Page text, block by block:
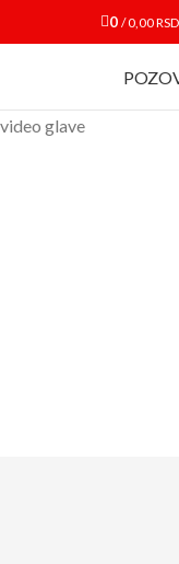
0 /0,00RSD
glave